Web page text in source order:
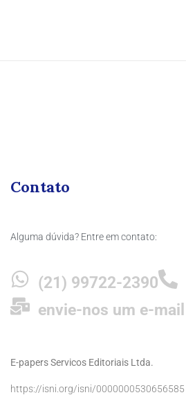
Contato
Alguma dúvida? Entre em contato:
(21) 99722-2390
envie-nos um e-mail
E-papers Servicos Editoriais Ltda.
https://isni.org/isni/0000000530656585